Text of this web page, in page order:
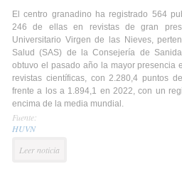
El centro granadino ha registrado 564
246 de ellas en revistas de gran
Universitario Virgen de las Nieves,
Salud (SAS) de la Consejería de
obtuvo el pasado año la mayor presencia
revistas científicas, con 2.280,4 puntos
frente a los a 1.894,1 en 2022, con un
encima de la media mundial.
Fuente:
HUVN
Leer noticia